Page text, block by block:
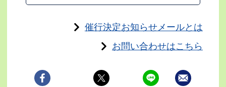
催行決定お知らせメールとは
お問い合わせはこちら